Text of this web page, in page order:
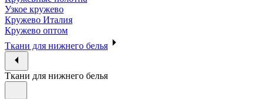
Узкое кружево
Кружево Италия
Кружево оптом
Ткани для нижнего белья
Ткани для нижнего белья